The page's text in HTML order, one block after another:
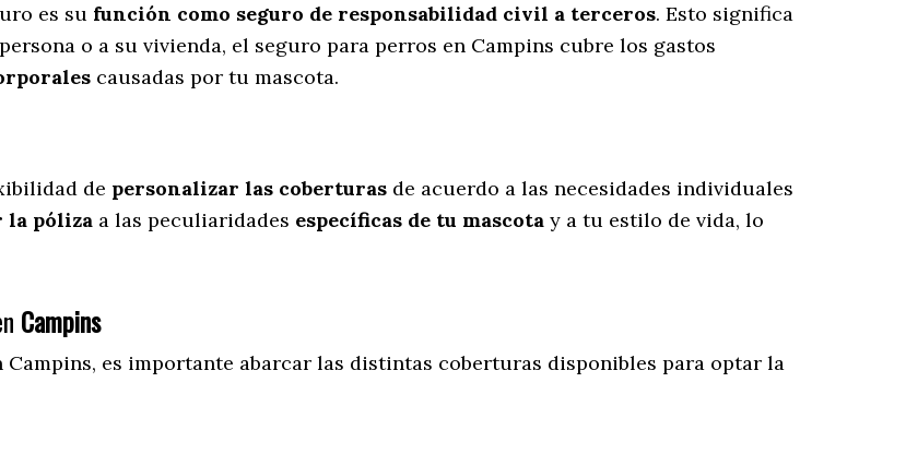
es su función como seguro de responsabilidad civil a terceros. Esto significa
o a su vivienda, el seguro para perros en Campins cubre los gastos
causadas por tu mascota.
de personalizar las coberturas de acuerdo a las necesidades individuales
la póliza a las peculiaridades específicas de tu mascota y a tu estilo de vida, lo
Campins
Campins, es importante abarcar las distintas coberturas disponibles para optar la